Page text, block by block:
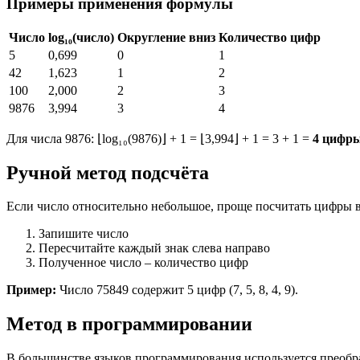
Примеры применения формулы
Число log₁₀(число) Округление вниз Количество цифр
5
0,699 0
1
42
1,623 1
2
100
2,000 2
3
9876
3,994 3 4
Для числа 9876: ⌊log₁₀(9876)⌋ + 1 = ⌊3,994⌋ + 1 = 3 + 1 = 4
Ручной метод подсчёта
Если число относительно небольшое, проще посчитать цифры
Запишите число
Пересчитайте каждый знак слева направо
Полученное число – количество цифр
Пример: Число 75849 содержит 5 цифр (7, 5, 8, 4, 9).
Метод в программировании